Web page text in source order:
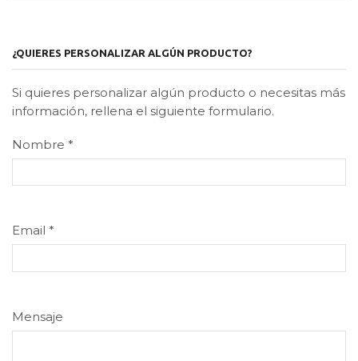
¿QUIERES PERSONALIZAR ALGÚN PRODUCTO?
Si quieres personalizar algún producto o necesitas más
información, rellena el siguiente formulario.
Nombre *
Email *
Mensaje